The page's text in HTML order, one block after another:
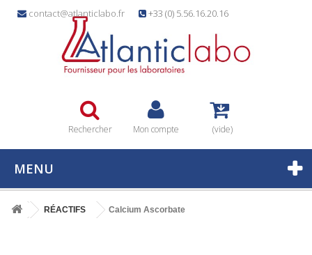
contact@atlanticlabo.fr +33 (0) 5.56.16.20.16
Rechercher Mon compte (vide)
MENU
RÉACTIFS Calcium Ascorbate